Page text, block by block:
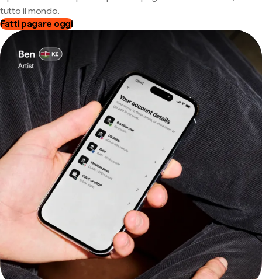
tutto il mondo.
Fatti pagare oggi